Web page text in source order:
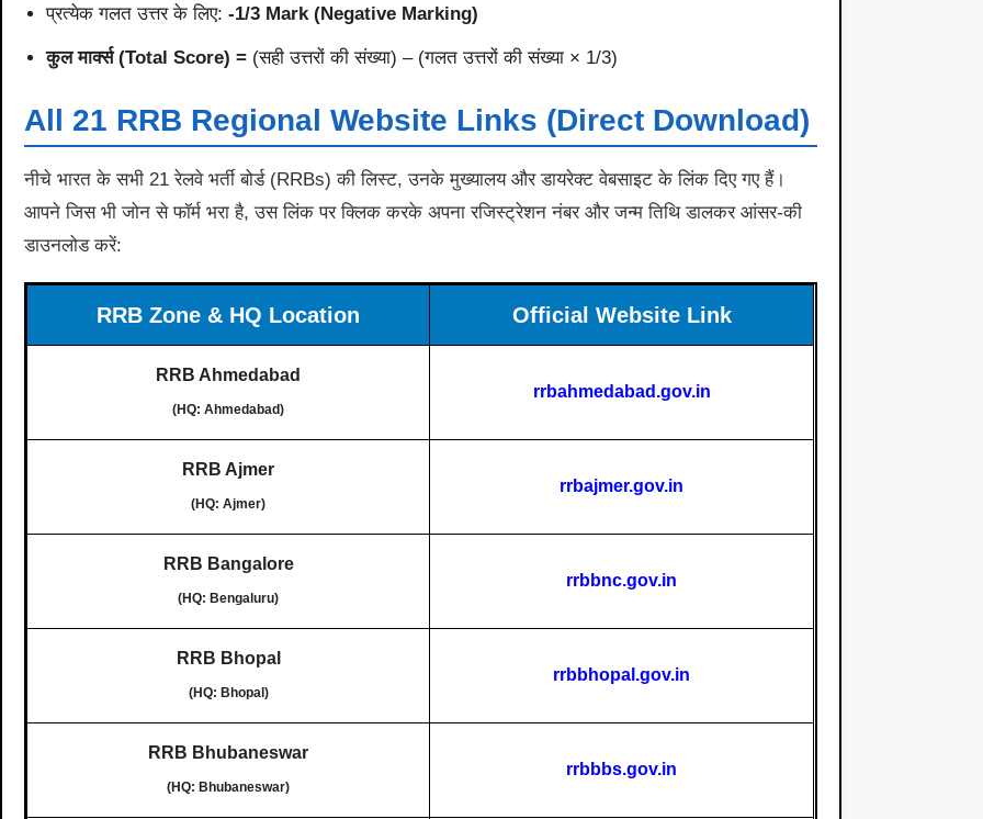
प्रत्येक गलत उत्तर के लिए: -1/3 Mark (Negative Marking)
कुल मार्क्स (Total Score) = (सही उत्तरों की संख्या) – (गलत उत्तरों की संख्या × 1/3)
All 21 RRB Regional Website Links (Direct Download)
नीचे भारत के सभी 21 रेलवे भर्ती बोर्ड (RRBs) की लिस्ट, उनके मुख्यालय और डायरेक्ट वेबसाइट के लिंक दिए गए हैं।
आपने जिस भी जोन से फॉर्म भरा है, उस लिंक पर क्लिक करके अपना रजिस्ट्रेशन नंबर और जन्म तिथि डालकर आंसर-की
डाउनलोड करें:
RRB Zone & HQ Location Official Website Link
RRB Ahmedabad
(HQ: Ahmedabad)
rrbahmedabad.gov.in
RRB Ajmer
(HQ: Ajmer)
rrbajmer.gov.in
RRB Bangalore
(HQ: Bengaluru)
rrbbnc.gov.in
RRB Bhopal
(HQ: Bhopal)
rrbbhopal.gov.in
RRB Bhubaneswar
(HQ: Bhubaneswar)
rrbbbs.gov.in